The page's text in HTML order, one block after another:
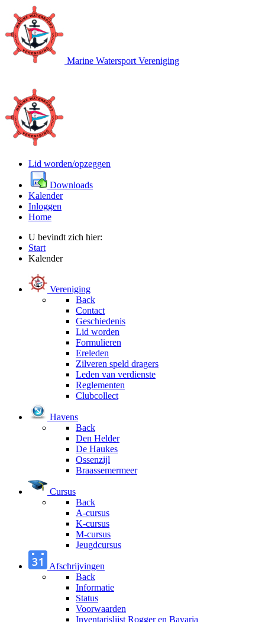
Marine Watersport Vereniging
Lid worden/opzeggen
Downloads
Kalender
Inloggen
Home
U bevindt zich hier:
Start
Kalender
Vereniging
Back
Contact
Geschiedenis
Lid worden
Formulieren
Ereleden
Zilveren speld dragers
Leden van verdienste
Reglementen
Clubcollect
Havens
Back
Den Helder
De Haukes
Ossenzijl
Braassemermeer
Cursus
Back
A-cursus
K-cursus
M-cursus
Jeugdcursus
Afschrijvingen
Back
Informatie
Status
Voorwaarden
Inventarislijst Rogger en Bavaria